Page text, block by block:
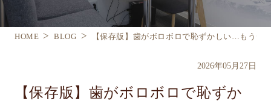
HOME BLOG 【保存版】歯がボロボロで恥ずかしい…もう
2026年05月27日
【保存版】歯がボロボロで恥ずか